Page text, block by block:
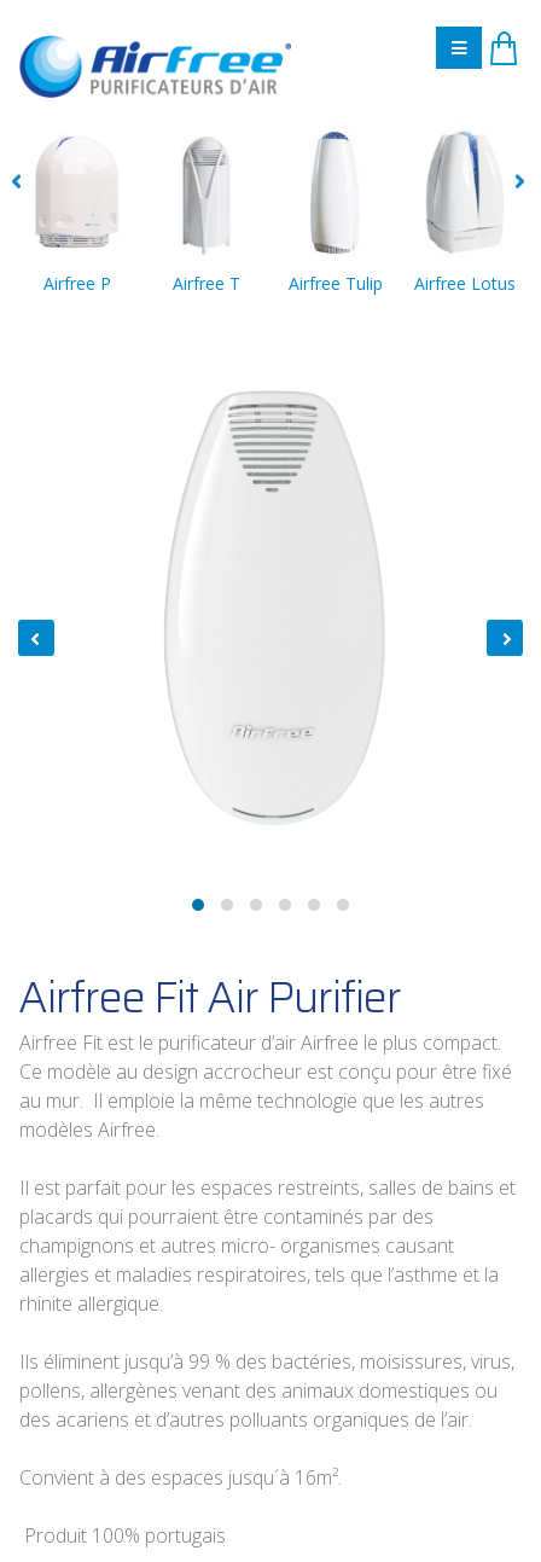
Airfree P Airfree T Airfree Tulip Airfree Lotus
Airfree Fit Air Purifier
Airfree Fit est le purificateur d’air Airfree le plus compact.
Ce modèle au design accrocheur est conçu pour être fixé
au mur. Il emploie la même technologie que les autres
modèles Airfree.
Il est parfait pour les espaces restreints, salles de bains et
placards qui pourraient être contaminés par des
champignons et autres micro- organismes causant
allergies et maladies respiratoires, tels que l’asthme et la
rhinite allergique.
Ils éliminent jusqu’à 99 % des bactéries, moisissures, virus,
pollens, allergènes venant des animaux domestiques ou
des acariens et d’autres polluants organiques de l’air.
Convient à des espaces jusqu´à 16m².
Produit 100% portugais